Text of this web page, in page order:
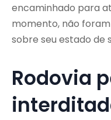
encaminhado para
momento, não
sobre seu estado de
Rodovia